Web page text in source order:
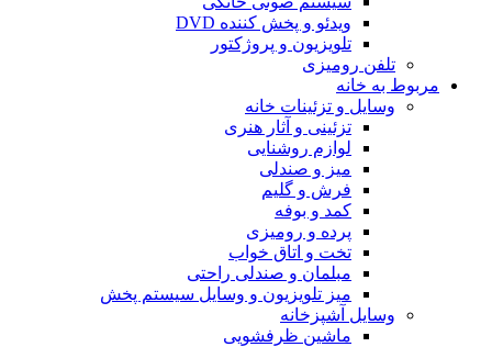
ویدئو و پخش کننده DVD
تلویزیون و پروژکتور
تلفن رومیزی
مربوط به خانه
وسایل و تزئینات خانه
تزئینی و آثار هنری
لوازم روشنایی
میز و صندلی
فرش و گلیم
کمد و بوفه
پرده و رومیزی
تخت و اتاق خواب
مبلمان و صندلی راحتی
میز تلویزیون و وسایل سیستم پخش
وسایل آشپزخانه
ماشین ظرفشویی